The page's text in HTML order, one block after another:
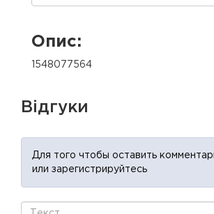
Опис:
1548077564
Відгуки
Для того чтобы оставить
или зарегистрируйтесь